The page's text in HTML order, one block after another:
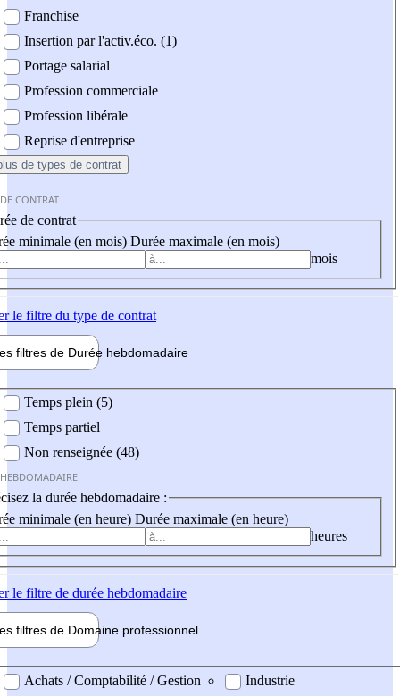
Franchise
Insertion par l'activ.éco. (1)
Portage salarial
Profession commerciale
Profession libérale
Reprise d'entreprise
de types de contrat
CONTRAT
de contrat
minimale (en mois) Durée maximale (en mois)
mois
le filtre du type de contrat
filtres de Durée hebdomadaire
Temps plein (5)
Temps partiel
Non renseignée (48)
la durée hebdomadaire :
minimale (en heure) Durée maximale (en heure)
heures
le filtre de durée hebdomadaire
filtres de Domaine professionnel
professionel
Achats / Comptabilité / Gestion
Industrie